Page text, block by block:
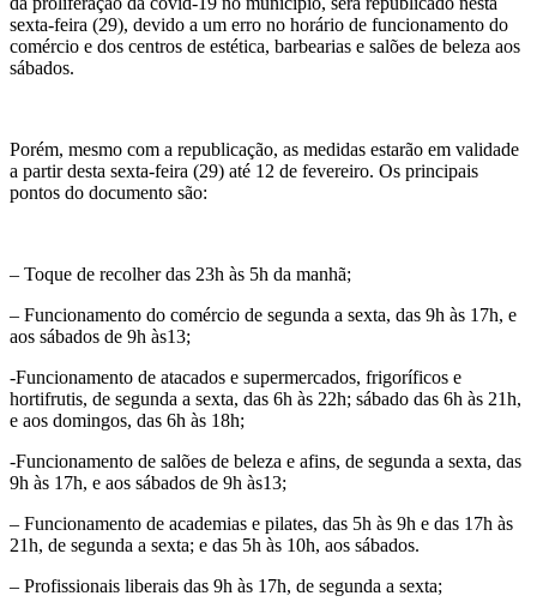
sexta-feira (29), devido a um erro no horário de funcionamento do
comércio e dos centros de estética, barbearias e salões de beleza aos
sábados.
Porém, mesmo com a republicação, as medidas estarão em validade
a partir desta sexta-feira (29) até 12 de fevereiro. Os principais
pontos do documento são:
– Toque de recolher das 23h às 5h da manhã;
– Funcionamento do comércio de segunda a sexta, das 9h às 17h, e
aos sábados de 9h às13;
-Funcionamento de atacados e supermercados, frigoríficos e
hortifrutis, de segunda a sexta, das 6h às 22h; sábado das 6h às 21h,
e aos domingos, das 6h às 18h;
-Funcionamento de salões de beleza e afins, de segunda a sexta, das
9h às 17h, e aos sábados de 9h às13;
– Funcionamento de academias e pilates, das 5h às 9h e das 17h às
21h, de segunda a sexta; e das 5h às 10h, aos sábados.
– Profissionais liberais das 9h às 17h, de segunda a sexta;